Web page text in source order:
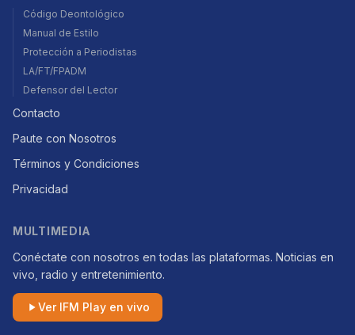
Código Deontológico
Manual de Estilo
Protección a Periodistas
LA/FT/FPADM
Defensor del Lector
Contacto
Paute con Nosotros
Términos y Condiciones
Privacidad
MULTIMEDIA
Conéctate con nosotros en todas las plataformas. Noticias en
vivo, radio y entretenimiento.
Ver IFM Play en vivo